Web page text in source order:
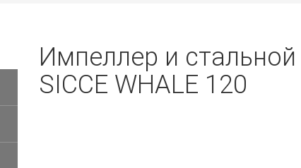
Импеллер и
SICCE WHALE 120